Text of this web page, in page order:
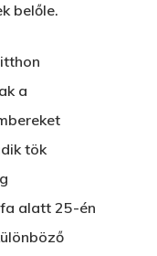
belőle.
a
tök
alatt 25-én